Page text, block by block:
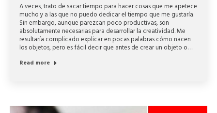
A veces, trato de sacar tiempo para hacer cosas que me apetece
mucho y a las que no puedo dedicar el tiempo que me gustaría.
Sin embargo, aunque parezcan poco productivas, son
absolutamente necesarias para desarrollar la creatividad. Me
resultaría complicado explicar en pocas palabras cómo nacen
los objetos, pero es fácil decir que antes de crear un objeto o…
Read more